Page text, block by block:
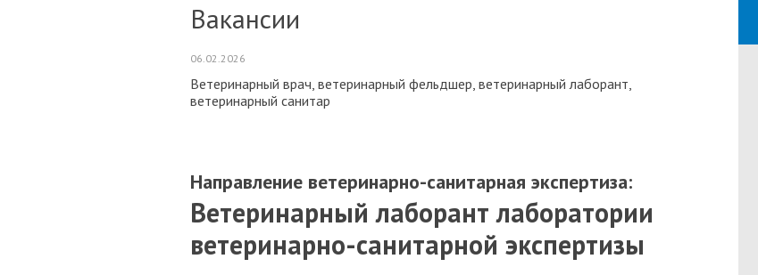
Вакансии
06.02.2026
Ветеринарный врач, ветеринарный фельдшер, ветеринарный лаборант,
ветеринарный санитар
Направление ветеринарно-санитарная экспертиза:
Ветеринарный лаборант лаборатории
ветеринарно-санитарной экспертизы